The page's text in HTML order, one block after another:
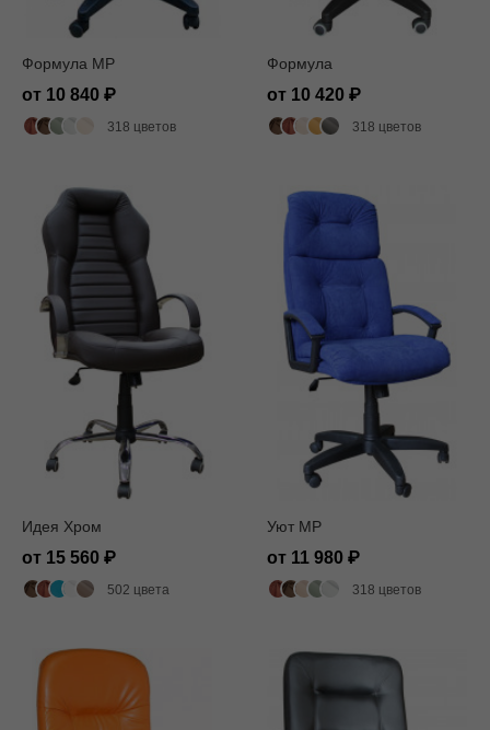
Формула MP
от 10 840
318 цветов
Формула
от 10 420
318 цветов
Идея Хром
от 15 560
502 цвета
Уют MP
от 11 980
318 цветов